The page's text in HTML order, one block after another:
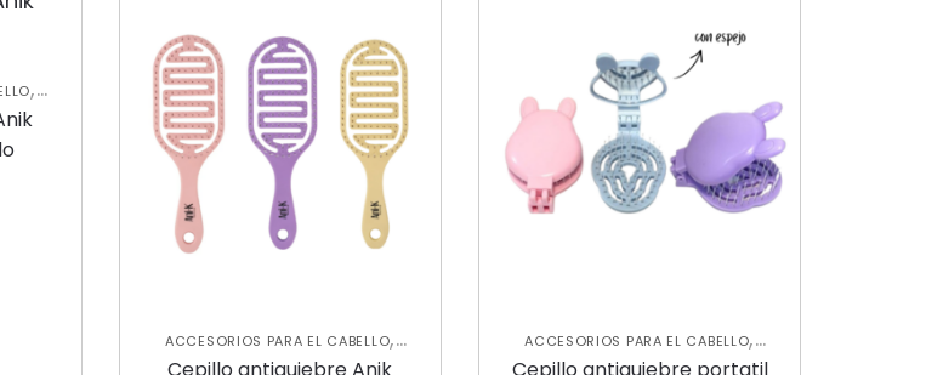
,
ACCESORIOS PARA EL CABELLO,
CEPILLO,CUIDADO CAPILAR , NUEVA
ACCESORIOS PARA EL CABELLO,
CEPILLO, CUIDADO CAPILAR,NUEVA